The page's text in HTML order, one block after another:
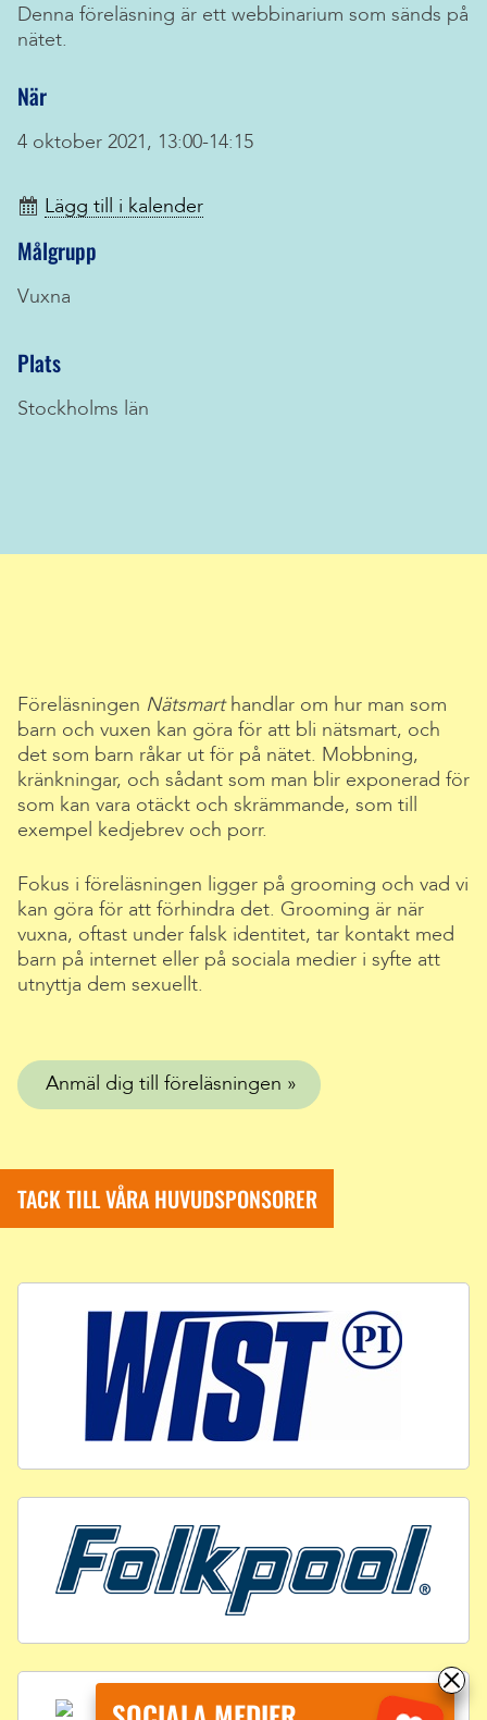
Föreläsningen Nätsmarthandlar om hur man som
barn och vuxen kan göra för att bli nätsmart, och
det som barn råkar ut för på nätet. Mobbning,
kränkningar, och sådant som man blir exponerad för
som kan vara otäckt och skrämmande, som till
exempel kedjebrev och porr.
Fokus i föreläsningen ligger på grooming och vad vi
kan göra för att förhindra det. Grooming är när
vuxna, oftast under falsk identitet, tar kontakt med
barn på internet eller på sociala medier i syfte att
utnyttja dem sexuellt.
Anmäl dig till föreläsningen
TACK TILL VÅRA HUVUDSPONSORER
Denna föreläsning är ett webbinarium som sänds på
nätet.
När
4 oktober 2021, 13:00-14:15
Lägg till i kalender
Målgrupp
Vuxna
Plats
Stockholms län